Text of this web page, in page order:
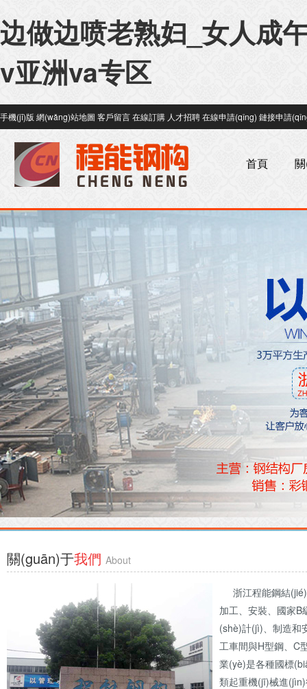
边做边喷老熟妇_女人成
v亚洲va专区
手機(jī)版 網(wǎng)站地圖 客戶留言在線訂購 人才招聘在線申請(qǐng) 鏈接申請
首頁
關(guān)于我們 About
浙江程能鋼結(jié)
加工、安裝、
(shè)計(jì)、制造和
工車間與H型鋼、C
業(yè)是各種國標
類起重機(jī)械進(jìn)